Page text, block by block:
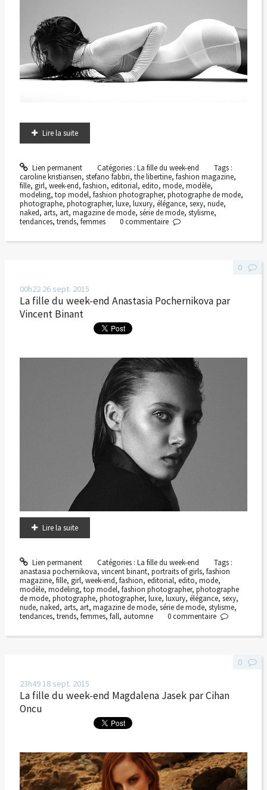
Lire la suite
Lien permanent Catégories : La fille du week-end
Tags :
caroline kristiansen, stefano fabbri, the libertine, fashion magazine,
fille, girl, week-end, fashion, editorial, edito, mode, modèle,
modeling, top model, fashion photographer, photographe de mode,
photographe, photographer, luxe, luxury, élégance, sexy, nude,
naked, arts, art, magazine de mode, série de mode, stylisme,
tendances, trends, femmes 0commentaire
00h22 26 sept. 2015
La fille du week-end Anastasia Pochernikova par
Vincent Binant
Lire la suite
Lien permanent Catégories : La fille du week-end
Tags :
anastasia pochernikova, vincent binant, portraits of girls, fashion
magazine, fille, girl, week-end, fashion, editorial, edito, mode,
modèle, modeling, top model, fashion photographer, photographe
de mode, photographe, photographer, luxe, luxury, élégance, sexy,
nude, naked, arts, art, magazine de mode, série de mode, stylisme,
tendances, trends, femmes, fall, automne
0
0commentaire
23h4918 sept. 2015
La fille du week-end Magdalena Jasek par Cihan
Oncu
0